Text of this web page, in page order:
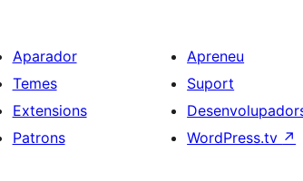
Aparador
Temes
Extensions
Patrons
Apreneu
Suport
WordPress.tv ↗